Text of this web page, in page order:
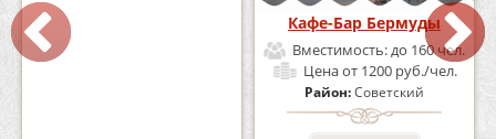
Кафе «Шишка»
Вместимость:
Кафе-Бар Бермуды
Вместимость:до 160 чел.
Ценаот 1200 руб./чел.
Район:Советский